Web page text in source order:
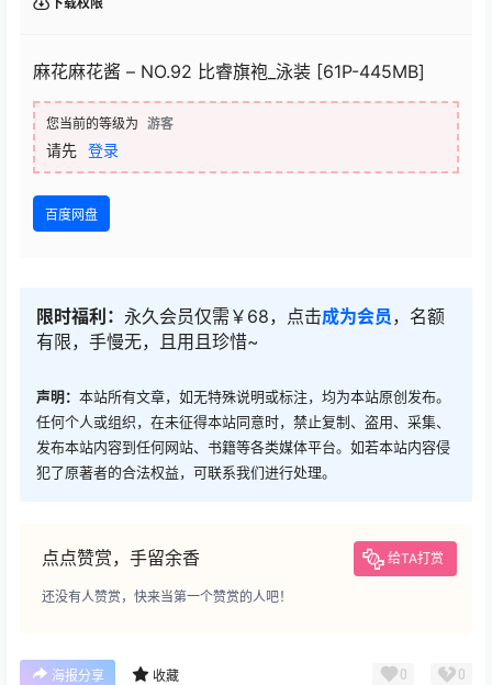
麻花麻花酱 – NO.92 比睿旗袍_泳装 [61P-445MB]
您当前的等级为 游客
请先 登录
百度网盘
限时福利： 永久会员仅需￥68，点击成为会员 ，名额
有限，手慢无，且用且珍惜~
声明： 本站所有文章，如无特殊说明或标注，均为本站原创发布。
任何个人或组织，在未征得本站同意时，禁止复制、盗用、采集、
发布本站内容到任何网站、书籍等各类媒体平台。如若本站内容侵
犯了原著者的合法权益，可联系我们进行处理。
点点赞赏，手留余香 给TA打赏
还没有人赞赏，快来当第一个赞赏的人吧！
海报分享 收藏 0 0